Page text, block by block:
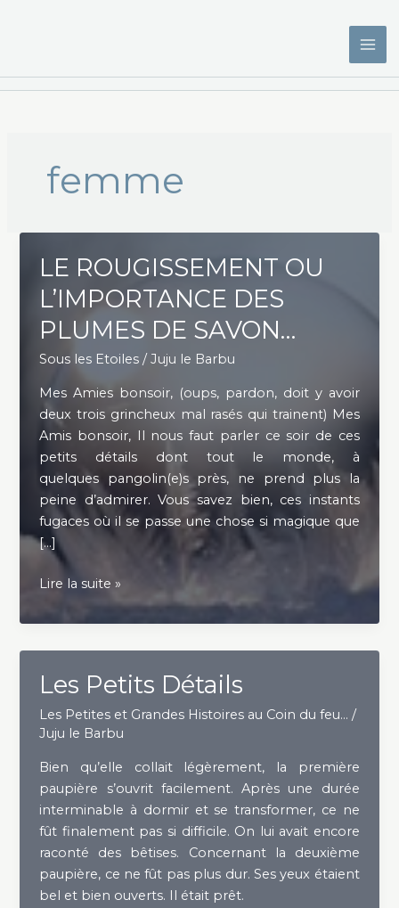
femme
LE ROUGISSEMENT OU
L’IMPORTANCE DES
PLUMES DE SAVON…
Sous les Etoiles /Juju le Barbu
Mes Amies bonsoir, (oups, pardon, doit y avoir
deux trois grincheux mal rasés qui trainent) Mes
Amis bonsoir, Il nous faut parler ce soir de ces
petits détails dont tout le monde, à
quelques pangolin(e)s près, ne prend plus la
peine d’admirer. Vous savez bien, ces instants
fugaces où il se passe une chose si magique que
[…]
LE
ROUGISSEMENT
OU
L’IMPORTANCE
PLUMES
DE
SAVON…
Lire la suite »
Les Petits Détails
Les Petites et Grandes Histoires au Coin du feu... /
Juju le Barbu
Bien qu’elle collait légèrement, la première
paupière s’ouvrit facilement. Après une durée
interminable à dormir et se transformer, ce ne
fût finalement pas si difficile. On lui avait encore
raconté des bêtises. Concernant la deuxième
paupière, ce ne fût pas plus dur. Ses yeux étaient
bel et bien ouverts. Il était prêt.